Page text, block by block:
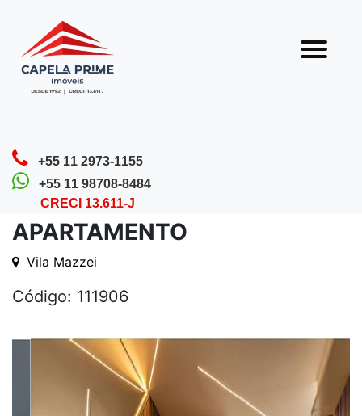
+55 11 2973-1155
+55 11 98708-8484
CRECI 13.611-J
Olá! Que bom que você veio nos visitar.
Nossa equipe está sempre pronta para te
atender.
APARTAMENTO
Vila Mazzei
Código: 111906